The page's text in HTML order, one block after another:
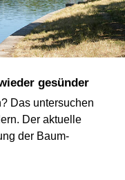
gesünder
Das untersuchen
Der aktuelle
der Baum-